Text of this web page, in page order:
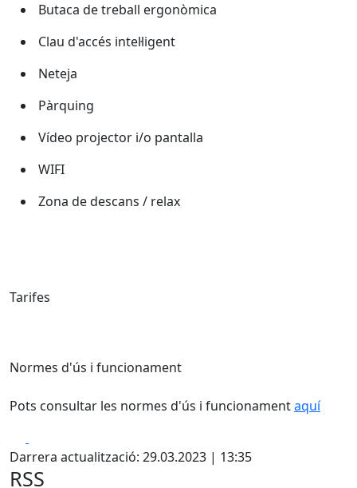
Butaca de treball ergonòmica
Clau d'accés intel·ligent
Neteja
Pàrquing
Vídeo projector i/o pantalla
WIFI
Zona de descans / relax
Tarifes
Normes d'ús i funcionament
Pots consultar les normes d'ús i funcionamentaquí
Darrera actualització: 29.03.2023 | 13:35
RSS